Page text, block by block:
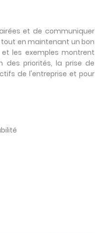
et de communiquer
en maintenant un bon
les exemples montrent
des priorités, la prise de
de l'entreprise et pour